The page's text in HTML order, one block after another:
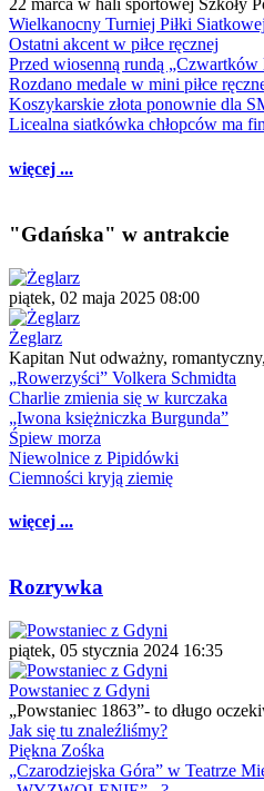
22 marca w hali sportowej Szkoły
Wielkanocny Turniej Piłki
Ostatni akcent w piłce ręcznej
Przed wiosenną rundą
Rozdano medale w mini piłce
Koszykarskie złota ponownie dla
Licealna siatkówka chłopców ma
więcej ...
"Gdańska" w antrakcie
piątek, 02 maja 2025 08:00
Żeglarz
Kapitan Nut odważny,
„Rowerzyści” Volkera Schmidta
Charlie zmienia się w kurczaka
„Iwona księżniczka Burgunda”
Śpiew morza
Niewolnice z Pipidówki
Ciemności kryją ziemię
więcej ...
Rozrywka
piątek, 05 stycznia 2024 16:35
Powstaniec z Gdyni
„Powstaniec 1863”- to długo
Jak się tu znaleźliśmy?
Piękna Zośka
„Czarodziejska Góra” w Teatrze